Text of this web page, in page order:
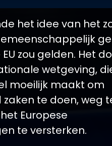
het idee van het
zou gelden. Het
wetgeving,
moeilijk maakt om
te doen, weg
Europese
te versterken.